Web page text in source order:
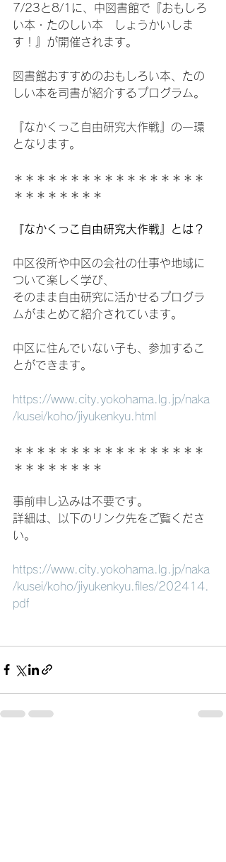
7/23と8/1に、中図書館で『おもしろ
い本・たのしい本　しょうかいしま
す！』が開催されます。
図書館おすすめのおもしろい本、たの
しい本を司書が紹介するプログラム。
『なかくっこ自由研究大作戦』の一環
となります。
＊＊＊＊＊＊＊＊＊＊＊＊＊＊＊＊＊
＊＊＊＊＊＊＊＊
『なかくっこ自由研究大作戦』とは？
中区役所や中区の会社の仕事や地域に
ついて楽しく学び、
そのまま自由研究に活かせるプログラ
ムがまとめて紹介されています。
中区に住んでいない子も、参加するこ
とができます。
https://www.city.yokohama.lg.jp/naka
/kusei/koho/jiyukenkyu.html
＊＊＊＊＊＊＊＊＊＊＊＊＊＊＊＊＊
＊＊＊＊＊＊＊＊
事前申し込みは不要です。
詳細は、以下のリンク先をご覧くださ
い。
https://www.city.yokohama.lg.jp/naka
/kusei/koho/jiyukenkyu.files/202414.
pdf